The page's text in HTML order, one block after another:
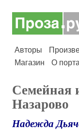
Авторы
Магазин
О
Семейная
Назарово
Надежда